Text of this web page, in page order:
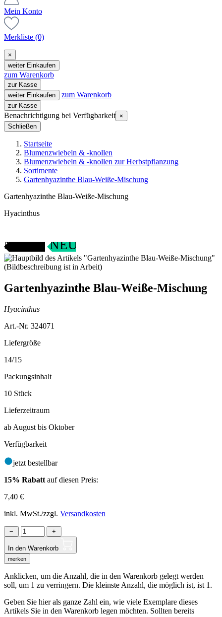
Mein Konto
Merkliste (0)
×
weiter Einkaufen
zum Warenkorb
zur Kasse
weiter Einkaufen
zum Warenkorb
zur Kasse
Benachrichtigung bei Verfügbarkeit ×
Schließen
Startseite
Blumenzwiebeln & -knollen
Blumenzwiebeln & -knollen zur Herbstpflanzung
Sortimente
Gartenhyazinthe Blau-Weiße-Mischung
Gartenhyazinthe Blau-Weiße-Mischung
Hyacinthus
NEU
Gartenhyazinthe Blau-Weiße-Mischung
Hyacinthus
Art.-Nr. 324071
Liefergröße
14/15
Packungsinhalt
10 Stück
Lieferzeitraum
ab August bis Oktober
Verfügbarkeit
jetzt bestellbar
15% Rabatt auf diesen Preis:
7,40 €
inkl. MwSt./zzgl. Versandkosten
− +
In den Warenkorb
merken
Anklicken, um die Anzahl, die in den Warenkorb gelegt werden
soll, um 1 zu verringern. Die kleinste Anzahl, die möglich ist, ist 1.
Geben Sie hier als ganze Zahl ein, wie viele Exemplare dieses
Artikels Sie in den Warenkorb legen möchten. Sollten bereits